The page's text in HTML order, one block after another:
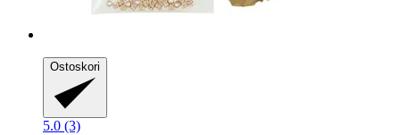
Ostoskori
5.0 (3)